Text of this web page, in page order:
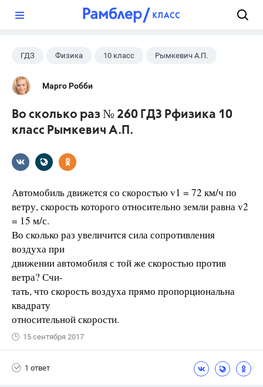
ГДЗ Физика 10 класс Рымкевич А.П.
Марго Робби
Во сколько раз № 260 ГДЗ Рфизика 10
класс Рымкевич А.П.
Автомобиль движется со скоростью v1 = 72 км/ч по
ветру, скорость которого относительно земли равна v2
= 15 м/с.
Во сколько раз увеличится сила сопротивления
воздуха при
движении автомобиля с той же скоростью против
ветра? Счи-
тать, что скорость воздуха прямо пропорциональна
квадрату
относительной скорости.
15 сентября 2017
1 ответ